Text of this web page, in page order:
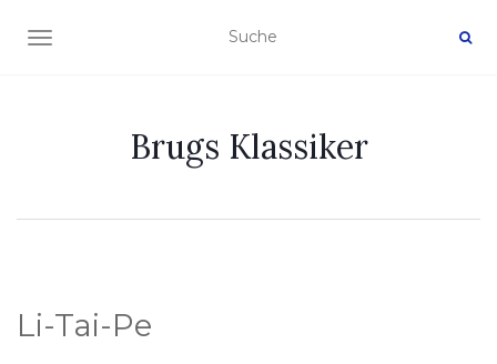
NAVIGATION EIN-/AUSSCHALTEN
Brugs Klassiker
Li-Tai-Pe